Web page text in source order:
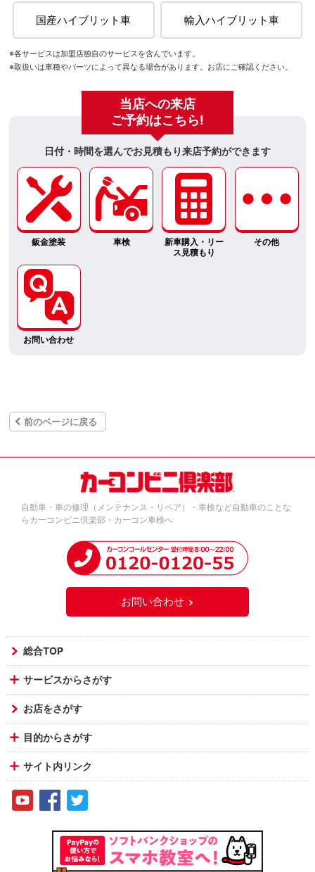
国産ハイブリット車 輸入ハイブリット車
※各サービスは加盟店独自のサービスを含んでいます。
※取扱いは車種やパーツによって異なる場合があります。お店にご確認ください。
当店への来店
ご予約はこちら!
日付・時間を選んでお見積もり来店予約ができます
鈑金塗装 車検
新車購入・リー
ス見積もり
その他
お問い合わせ
前のページに戻る
自動車・車の修理（メンテナンス・リペア）・車検など自動車のことな
らカーコンビニ倶楽部・カーコン車検へ
お問い合わせ
総合TOP
サービスからさがす
お店をさがす
目的からさがす
サイト内リンク